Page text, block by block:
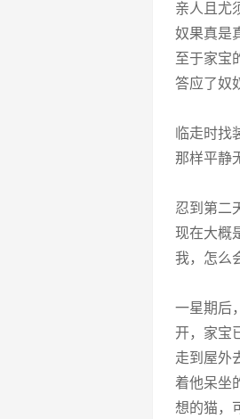
亲人且尤
奴果真是
至于家宝
答应了奴
临走时找
那样平静
忍到第二
现在大概
我，怎么
一星期后
开，家宝
走到屋外
着他呆坐
想的猫，